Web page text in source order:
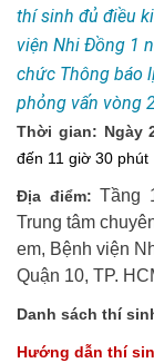
thí sinh đủ điều
viện Nhi Đồng 1
chức Thông báo
phỏng vấn vòng
Thời gian: Ngày
đến 11 giờ 30 phút
Địa điểm: Tầng
Trung tâm
em, Bệnh viện
Quận 10, TP.
Danh sách thí
Hướng dẫn thí